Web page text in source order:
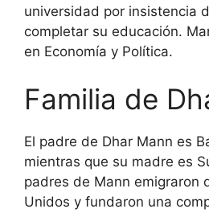
universidad por insistencia
completar su educación.
en Economía y Política.
Familia de
El padre de Dhar Mann es
mientras que su madre es
padres de Mann emigraron
Unidos y fundaron una